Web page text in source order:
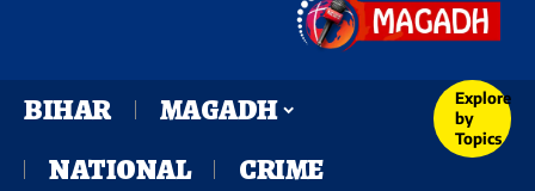
BIHAR
MAGADH
NATIONAL
CRIME
Explore
by
Topics